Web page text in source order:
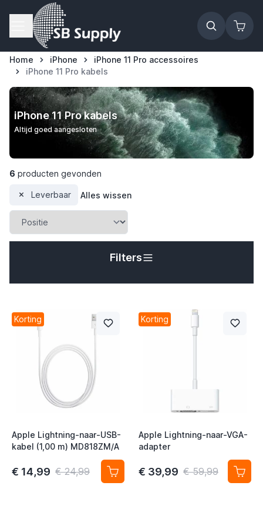
Ga naar de inhoud
Home iPhone
iPhone 11 Pro accessoires
iPhone 11 Pro kabels
iPhone 11 Pro kabels
Altijd goed aangesloten
6 producten gevonden
Leverbaar Alles wissen
Filters
Korting
Apple Lightning-naar-USB-
kabel (1,00 m) MD818ZM/A
€ 14,99 € 24,99
Korting
Apple Lightning-naar-VGA-
adapter
€ 39,99 € 59,99